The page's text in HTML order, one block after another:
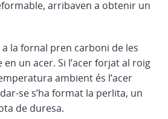
arribaven a obtenir un
la fornal pren carboni de les
un acer. Si l’acer forjat al roig
ambient és l’acer
se s’ha format la perlita, un
de duresa.